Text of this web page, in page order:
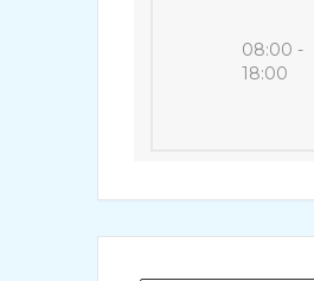
08:00 -
18:00